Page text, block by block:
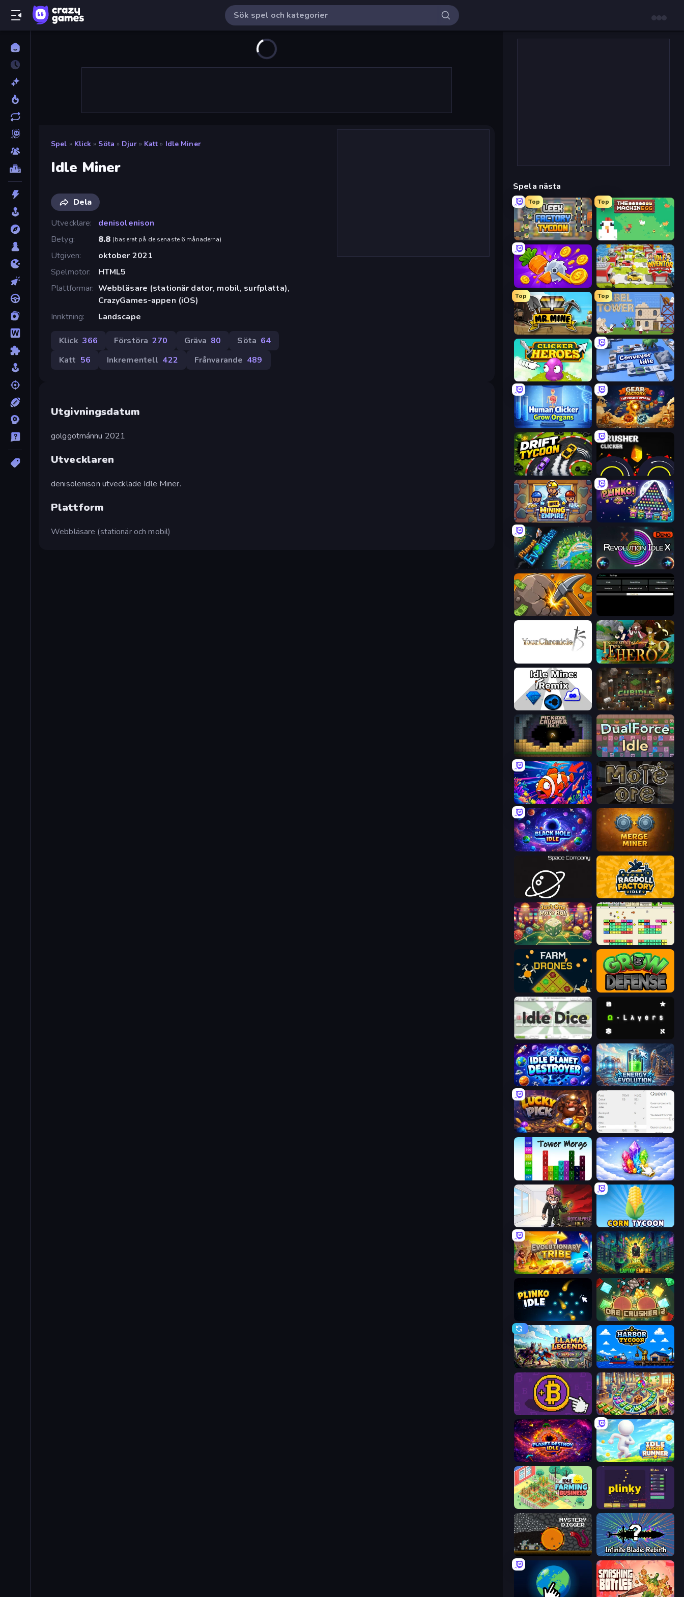
Spel » Klick » Söta » Djur » Katt » Idle Miner
Idle Miner
Dela
Utvecklare
denisolenison
Betyg
8.8 (baserat på de senaste 6 månaderna)
Utgiven
oktober 2021
Spelmotor
HTML5
Plattformar Webbläsare (stationär dator, mobil, surfplatta),
CrazyGames-appen (iOS)
Inriktning
Landscape
Klick 366 Förstöra 270 Gräva 80 Söta 64
Katt 56 Inkrementell 422 Frånvarande 489
Utgivningsdatum
golggotmánnu 2021
Utvecklaren
denisolenison utvecklade Idle Miner.
Plattform
Webbläsare (stationär och mobil)
Spela nästa
Top
Leek Factory Tycoon
Top
The MachinEGG
Farm Ring Idle Idle Inventor
Top
Mr. Mine
Top
Babel Tower
Clicker Heroes Conveyor Idle
Human Clicker: Grow Organs Gear Factory
Drift Tycoon Crusher Clicker
Idle Mining Empire PLINKO!
Planet Evolution: Idle Clicker Revolution Idle X
Mine Clicker
Incremental Epic Hero 2
Idle Mine: Remix Cubidle
Pickaxe Crusher Idle DualForce Idle
Fish Catch Idle More Ore
Black Hole Idle Merge Miner
Space Company Ragdoll Factory Idle
Just One More Roll Idle Breakout
Farm Drones Grow Defense
Idle Dice Omega Layers
Idle Planet Destroyer Energy Evolution
Lucky Pick Idle Ants
Tower Merge Crystalia Idle Clicker
Rotcalypse: Idle Incremental Corn Tycoon
Evolutionary Tribe Laptop Empire
Plinko Idle OreCrusher 2
Llama Legends Harbor Tycoon
Money Maker Money Factory: Tycoon Idle Game
Planet Destroy Idle Idle Clicker Runner
Idle Farming Business Plinky
Mystery Digger Infinite Blade: Rebirth